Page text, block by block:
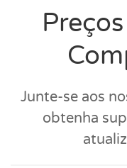
Junte-se aos
obtenha